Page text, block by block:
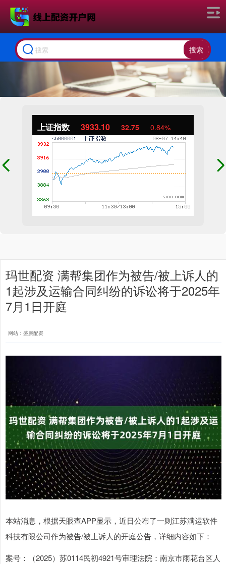
搜索
上证指数 3933.10 32.75 0.84%
玛世配资 满帮集团作为被告/被上诉人的
1起涉及运输合同纠纷的诉讼将于2025年
7月1日开庭
网站：盛鹏配资
本站消息，根据天眼查APP显示，近日公布了一则江苏满运软件
科技有限公司作为被告/被上诉人的开庭公告，详细内容如下：
案号：（2025）苏0114民初4921号审理法院：南京市雨花台区人